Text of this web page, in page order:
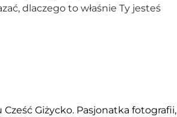
dlaczego to właśnie Ty jesteś
Giżycko. Pasjonatka fotografii,